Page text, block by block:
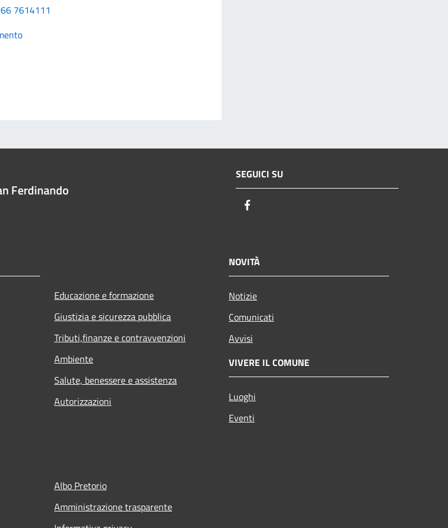
7614111
Ferdinando
SEGUICI SU
Educazione e formazione
Giustizia e sicurezza pubblica
Tributi,finanze e contravvenzioni
Ambiente
Salute, benessere e assistenza
Autorizzazioni
NOVITÀ
Notizie
Comunicati
Avvisi
VIVERE IL COMUNE
Luoghi
Eventi
Albo Pretorio
Amministrazione trasparente